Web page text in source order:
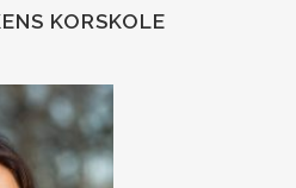
KORSKOLE